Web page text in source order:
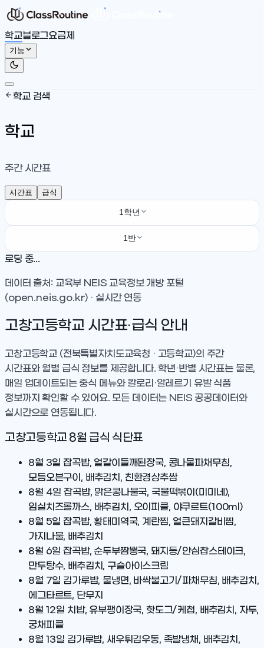
학교블로그요금제
기능
학교 검색
학교
주간 시간표
시간표 급식
1학년
1반
로딩 중...
데이터 출처: 교육부 NEIS 교육정보 개방 포털
(open.neis.go.kr) · 실시간 연동
고창고등학교 시간표·급식 안내
고창고등학교 (전북특별자치도교육청 · 고등학교)의 주간
시간표와 월별 급식 정보를 제공합니다. 학년·반별 시간표는 물론,
매일 업데이트되는 중식 메뉴와 칼로리·알레르기 유발 식품
정보까지 확인할 수 있어요. 모든 데이터는 NEIS 공공데이터와
실시간으로 연동됩니다.
고창고등학교 8월 급식 식단표
8월 3일 잡곡밥, 얼갈이들깨된장국, 콩나물파채무침,
모듬오븐구이, 배추김치, 친환경상추쌈
8월 4일 잡곡밥, 맑은콩나물국, 국물떡볶이(미미네),
임실치즈롤까스, 배추김치, 오이피클, 야쿠르트(100ml)
8월 5일 잡곡밥, 황태미역국, 계란찜, 얼큰돼지갈비찜,
가지나물, 배추김치
8월 6일 잡곡밥, 순두부짬뽕국, 돼지등/안심찹스테이크,
만두탕수, 배추김치, 구슬아이스크림
8월 7일 김가루밥, 물냉면, 바싹불고기/파채무침, 배추김치,
에그타르트, 단무지
8월 12일 치밥, 유부팽이장국, 핫도그/케첩, 배추김치, 자두,
궁채피클
8월 13일 김가루밥, 새우튀김우동, 족발냉채, 배추김치,